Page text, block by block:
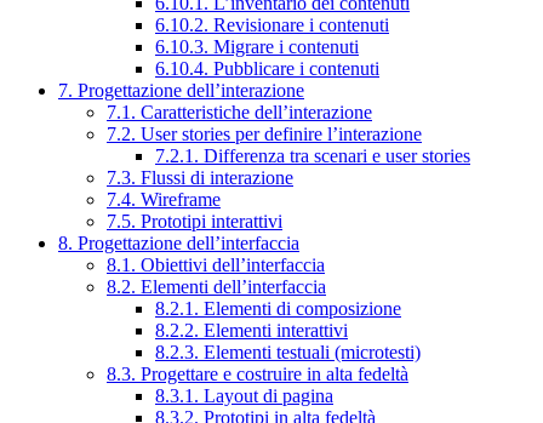
6.10.2. Revisionare i contenuti
6.10.3. Migrare i contenuti
6.10.4. Pubblicare i contenuti
7. Progettazione dell’interazione
7.1. Caratteristiche dell’interazione
7.2. User stories per definire l’interazione
7.2.1. Differenza tra scenari e user stories
7.3. Flussi di interazione
7.4. Wireframe
7.5. Prototipi interattivi
8. Progettazione dell’interfaccia
8.1. Obiettivi dell’interfaccia
8.2. Elementi dell’interfaccia
8.2.1. Elementi di composizione
8.2.2. Elementi interattivi
8.2.3. Elementi testuali (microtesti)
8.3. Progettare e costruire in alta fedeltà
8.3.1. Layout di pagina
8.3.2. Prototipi in alta fedeltà